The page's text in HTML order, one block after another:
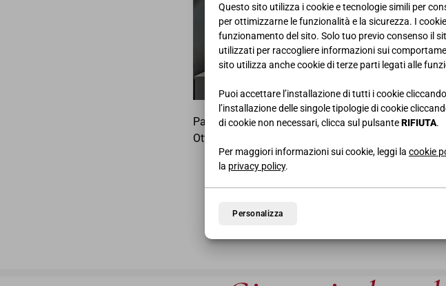
Questo sito utilizza i cookie e tecnologie simili per
per ottimizzarne le funzionalità e la sicurezza. I
funzionamento del sito. Solo tuo previo consenso il
utilizzati per raccogliere informazioni sui
sito utilizza anche cookie di terze parti legati alle
Puoi accettare l’installazione di tutti i cookie
l’installazione delle singole tipologie di cookie
di cookie non necessari, clicca sul pulsanteRIFIUTA.
Per maggiori informazioni sui cookie, leggi la cookie
la privacy policy.
Personalizza
Pagina pubblicitaria delle camere contract
Ottobre.